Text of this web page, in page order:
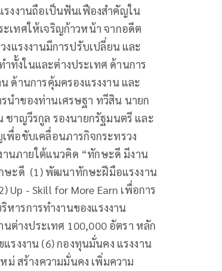
งงานถือเป็นฟันเฟืองสำคัญใน
เทศให้เจริญก้าวหน้า จากอดีต
แรงงานมีการปรับเปลี่ยน และ
ทั้งในและต่างประเทศ ด้านการ
ด้านการคุ้มครองแรงงาน และ
นำของท่านเศรษฐา ทวีสิน นายก
ชาญวีรกูล รองนายกรัฐมนตรี และ
พื่อขับเคลื่อนภารกิจกระทรวง
านภายใต้แนวคิด “ทักษะดี มีงาน
ษะดี (1) พัฒนาทักษะฝีมือแรงงาน
- Skill for More Earn เพื่อการ
หารการทำงานของแรงงาน
นต่างประเทศ 100,000 อัตรา หลัก
รงงาน (6) กองทุนมั่นคง แรงงาน
ม่ สร้างความมั่นคง เพิ่มความ